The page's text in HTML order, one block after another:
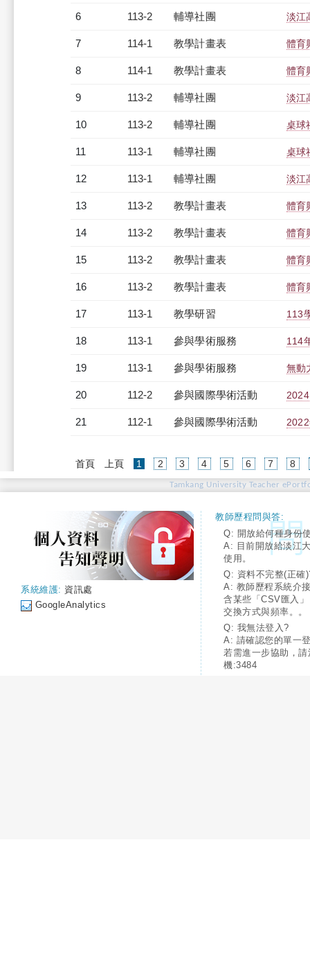
6 113-2 輔導社團 淡江
7 114-1 教學計畫表 體育
8 114-1 教學計畫表 體育
9 113-2 輔導社團 淡江
10 113-2 輔導社團 桌球
11 113-1 輔導社團 桌球
12 113-1 輔導社團 淡江
13 113-2 教學計畫表 體育
14 113-2 教學計畫表 體育
15 113-2 教學計畫表 體育
16 113-2 教學計畫表 體育
17 113-1 教學研習 113
18 113-1 參與學術服務 114
19 113-1 參與學術服務 無動
20 112-2 參與國際學術活動
21 112-1 參與國際學術活動
首頁 上頁 1 (current)
2 3 4 5 6 7 8
Tamkang University Teacher
系統維護: 資訊處
GoogleAnalytics
教師歷程問與答:
Q: 開放給何種身份
A: 目前開放給淡江
使用。
Q: 資料不完整(正確
A: 教師歷程系統介
含某些「CSV匯入
交換方式與頻率。。
Q: 我無法登入?
A: 請確認您的單一
若需進一步協助，
機:3484